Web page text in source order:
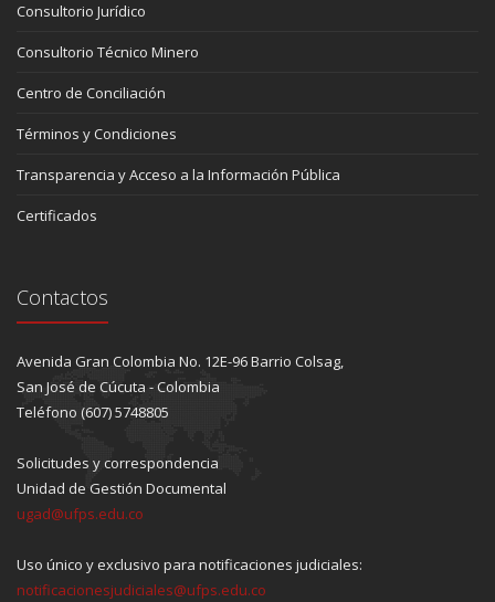
Consultorio Jurídico
Consultorio Técnico Minero
Centro de Conciliación
Términos y Condiciones
Transparencia y Acceso a la Información Pública
Certificados
Contactos
Avenida Gran Colombia No. 12E-96 Barrio Colsag,
San José de Cúcuta - Colombia
Teléfono (607) 5748805
Solicitudes y correspondencia
Unidad de Gestión Documental
ugad@ufps.edu.co
Uso único y exclusivo para notificaciones judiciales:
notificacionesjudiciales@ufps.edu.co